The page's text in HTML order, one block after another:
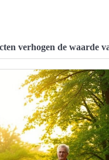
verhogen de waarde